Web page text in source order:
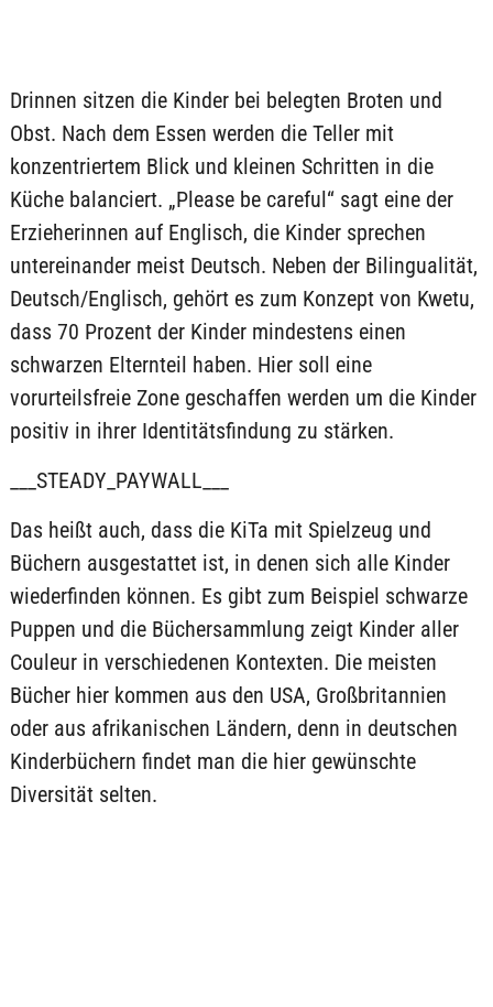
Drinnen sitzen die Kinder bei belegten Broten und
Obst. Nach dem Essen werden die Teller mit
konzentriertem Blick und kleinen Schritten in die
Küche balanciert. „Please be careful“ sagt eine der
Erzieherinnen auf Englisch, die Kinder sprechen
untereinander meist Deutsch. Neben der Bilingualität,
Deutsch/Englisch, gehört es zum Konzept von Kwetu,
dass 70 Prozent der Kinder mindestens einen
schwarzen Elternteil haben. Hier soll eine
vorurteilsfreie Zone geschaffen werden um die Kinder
positiv in ihrer Identitätsfindung zu stärken.
___STEADY_PAYWALL___
Das heißt auch, dass die KiTa mit Spielzeug und
Büchern ausgestattet ist, in denen sich alle Kinder
wiederfinden können. Es gibt zum Beispiel schwarze
Puppen und die Büchersammlung zeigt Kinder aller
Couleur in verschiedenen Kontexten. Die meisten
Bücher hier kommen aus den USA, Großbritannien
oder aus afrikanischen Ländern, denn in deutschen
Kinderbüchern findet man die hier gewünschte
Diversität selten.